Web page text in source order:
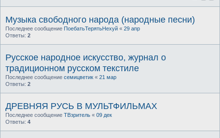
Музыка свободного народа (народные песни)
Последнее сообщение ПоебатьТерятьНехуй « 29 апр
Ответы: 2
Русское народное искусство, журнал о
традиционном русском текстиле
Последнее сообщение семицветик « 21 мар
Ответы: 2
ДРЕВНЯЯ РУСЬ В МУЛЬТФИЛЬМАХ
Последнее сообщение ТВзритель « 09 дек
Ответы: 4